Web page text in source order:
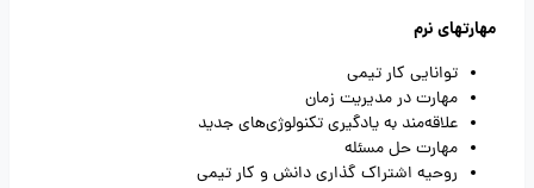
مهارتهای نرم
توانایی کار تیمی
مهارت در مدیریت زمان
علاقه‌مند به یادگیری تکنولوژی‌های جدید
مهارت حل مسئله
روحیه اشتراک گذاری دانش و کار تیمی